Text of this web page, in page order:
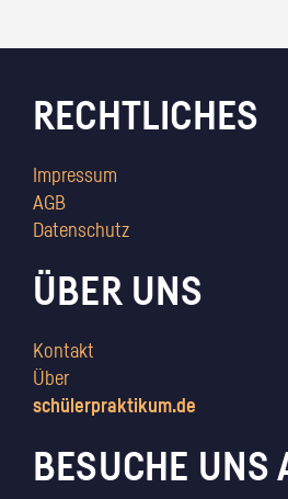
RECHTLICHES
Impressum
AGB
Datenschutz
ÜBER UNS
Kontakt
Über
schülerpraktikum.de
BESUCHE UNS